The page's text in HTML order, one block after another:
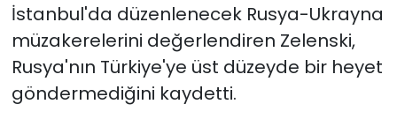
İstanbul'da düzenlenecek Rusya-Ukrayna
müzakerelerini değerlendiren Zelenski,
Rusya'nın Türkiye'ye üst düzeyde bir heyet
göndermediğini kaydetti.